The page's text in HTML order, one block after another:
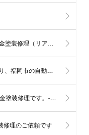
11月度も大手口コミサイトのエキテン様より、福岡市の自動車部門にてランキング1位を獲得致しました。
ヴェルファイアのドア-サイドステップの板金塗装修理です。-福岡市西区
修理のご依頼です